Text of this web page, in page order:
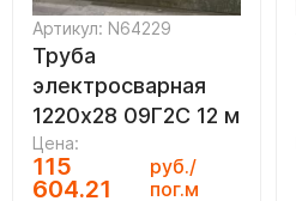
Артикул: N64229
Труба
электросварная
1220х28 09Г2С 12 м
Цена:
115
604.21
руб./
пог.м